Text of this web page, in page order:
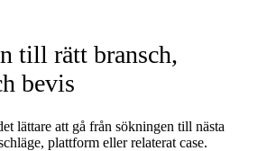
till rätt bransch,
bevis
lättare att gå från sökningen till nästa
plattform eller relaterat case.